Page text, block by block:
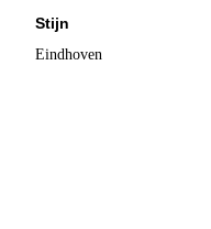
Stijn
Eindhoven